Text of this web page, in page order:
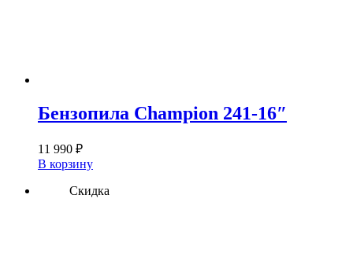
Бензопила Champion 241-16″
11 990 ₽
В корзину
Скидка